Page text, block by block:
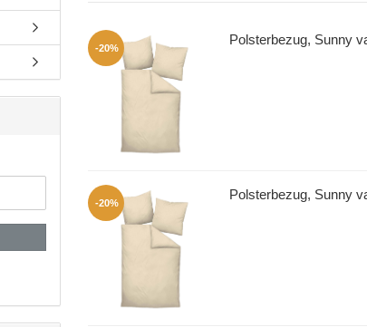
-20%
Polsterbezug, Sunny
-20%
Polsterbezug, Sunny